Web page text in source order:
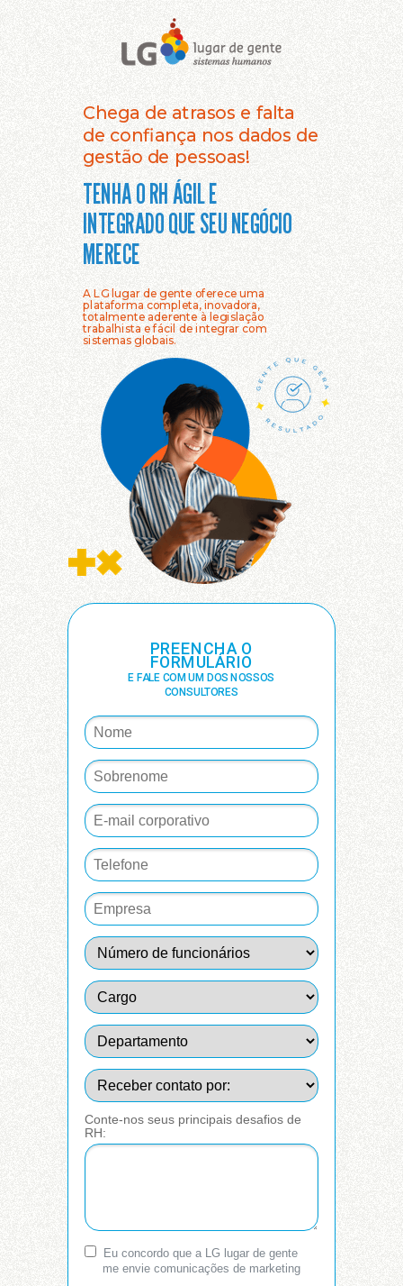
Conte-nos seus principais desafios de
RH:
Eu concordo que a LG lugar de gente
me envie comunicações de marketing
PREENCHA O
FORMULÁRIO
E FALE COM UM DOS NOSSOS
CONSULTORES
TENHA O RH ÁGIL E
INTEGRADO QUE SEU NEGÓCIO
MERECE
Chega de atrasos e falta
de confiança nos dados de
gestão de pessoas!
A LG lugar de gente oferece uma
plataforma completa, inovadora,
totalmente aderente à legislação
trabalhista e fácil de integrar com
sistemas globais.